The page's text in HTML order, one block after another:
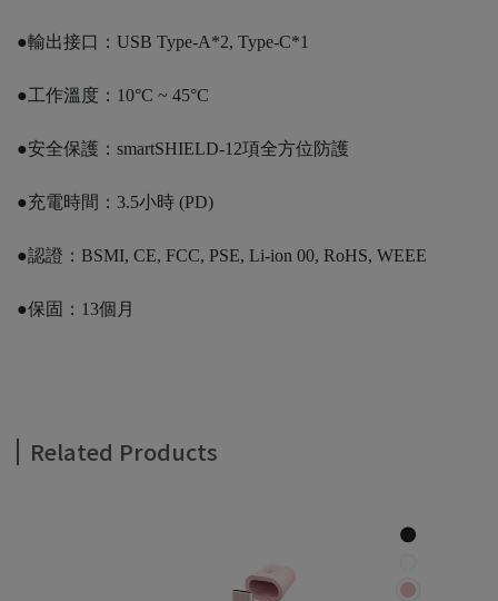
●輸出接口：USB Type-A*2, Type-C*1
●工作溫度：10°C ~ 45°C
●安全保護：smartSHIELD-12項全方位防護
●充電時間：3.5小時 (PD)
●認證：BSMI, CE, FCC, PSE, Li-ion 00, RoHS, WEEE
●保固：13個月
Related Products